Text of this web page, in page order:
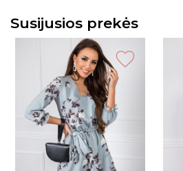
Susijusios prekės